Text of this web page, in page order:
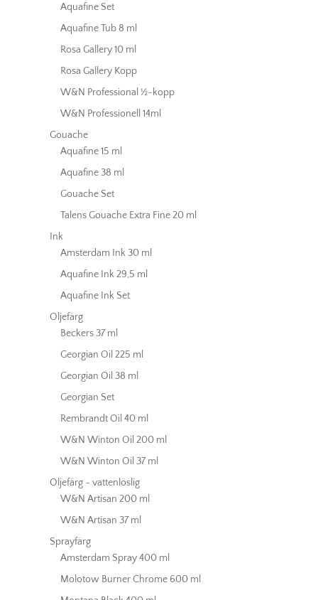
Aquafine Set
Aquafine Tub 8 ml
Rosa Gallery 10 ml
Rosa Gallery Kopp
W&N Professional ½-kopp
W&N Professionell 14ml
Gouache
Aquafine 15 ml
Aquafine 38 ml
Gouache Set
Talens Gouache Extra Fine 20 ml
Ink
Amsterdam Ink 30 ml
Aquafine Ink 29,5 ml
Aquafine Ink Set
Oljefärg
Beckers 37 ml
Georgian Oil 225 ml
Georgian Oil 38 ml
Georgian Set
Rembrandt Oil 40 ml
W&N Winton Oil 200 ml
W&N Winton Oil 37 ml
Oljefärg - vattenlöslig
W&N Artisan 200 ml
W&N Artisan 37 ml
Sprayfärg
Amsterdam Spray 400 ml
Molotow Burner Chrome 600 ml